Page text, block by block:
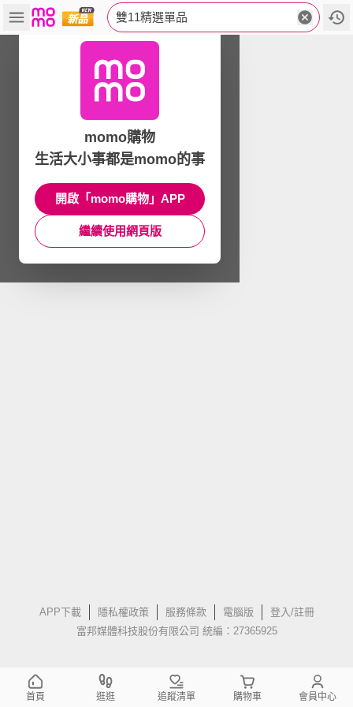
雙11精選單品
APP下載 隱私權政策 服務條款 電腦版
登入/註冊
富邦媒體科技股份有限公司 統編：27365925
momo購物
生活大小事都是momo的事
開啟「momo購物」APP
繼續使用網頁版
首頁 逛逛 追蹤清單 購物車 會員中心